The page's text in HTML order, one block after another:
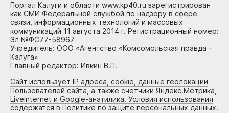
Портал Калуги и области www.kp40.ru зарегистрирован
как СМИ Федеральной службой по надзору в сфере
связи, информационных технологий и массовых
коммуникаций 11 августа 2014 г. Регистрационный номер:
Эл №ФС77-58967
Учредитель: ООО «Агентство «Комсомольская правда –
Калуга»
Главный редактор: Ивкин В.П.
Сайт использует IP адреса, cookie, данные геолокации
Пользователей сайта, а также счетчики Яндекс.Метрика,
Liveinternet и Google-анатилика. Условия использования
содержатся в Политике по защите персональных данных.